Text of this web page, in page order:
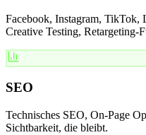
Facebook, Instagram, TikTok,
Creative Testing, Retargeting-
SEO
Technisches SEO, On-Page
Sichtbarkeit, die bleibt.